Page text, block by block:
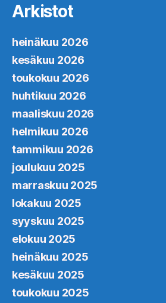
Arkistot
heinäkuu 2026
kesäkuu 2026
toukokuu 2026
huhtikuu 2026
maaliskuu 2026
helmikuu 2026
tammikuu 2026
joulukuu 2025
marraskuu 2025
lokakuu 2025
syyskuu 2025
elokuu 2025
heinäkuu 2025
kesäkuu 2025
toukokuu 2025